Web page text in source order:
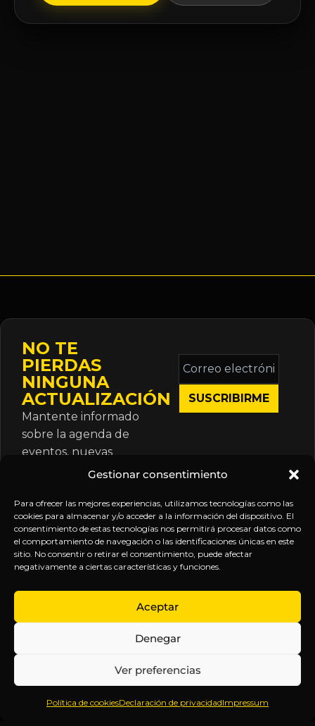
Gestionar consentimiento
Para ofrecer las mejores experiencias, utilizamos tecnologías como las
cookies para almacenar y/o acceder a la información del dispositivo. El
consentimiento de estas tecnologías nos permitirá procesar datos como
el comportamiento de navegación o las identificaciones únicas en este
sitio. No consentir o retirar el consentimiento, puede afectar
negativamente a ciertas características y funciones.
Aceptar
Denegar
Ver preferencias
Política de cookiesDeclaración de privacidadImpressum
NO TE
PIERDAS
NINGUNA
ACTUALIZACIÓN
Mantente informado
sobre la agenda de
eventos, nuevas
publicaciones y
suscripción.
Correo
electrónico
*
Inteligencia
Anticipándonos
EXPLORA
Inicio
Sobre
Contenido
Webinars
LEGAL
Política
de
Términos y
Aviso
SÍGUENOS